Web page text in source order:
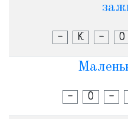
- К - О
- О -